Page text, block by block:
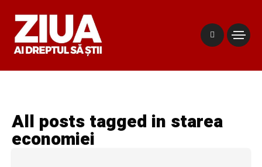
All posts tagged in starea
economiei